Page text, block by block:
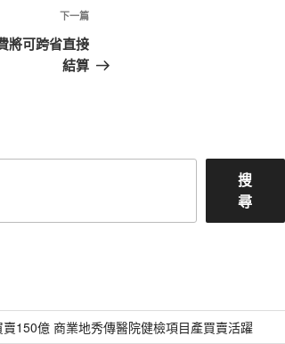
下
一
篇
下一篇
將可跨省直接
結算
搜
尋
150億 商業地秀傳醫院健檢項目產買賣活躍